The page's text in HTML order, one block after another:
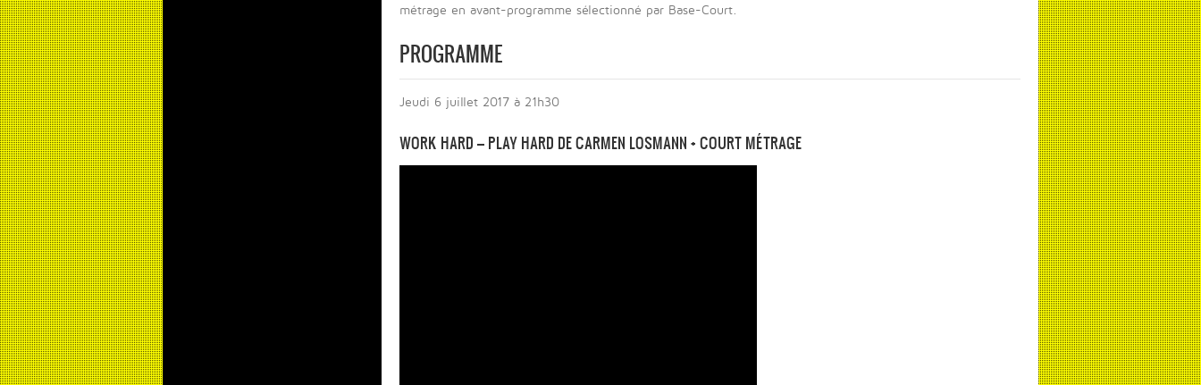
métrage en avant-programme sélectionné par Base-Court.
PROGRAMME
Jeudi 6 juillet 2017 à 21h30
WORK HARD – PLAY HARD DE CARMEN LOSMANN + COURT MÉTRAGE